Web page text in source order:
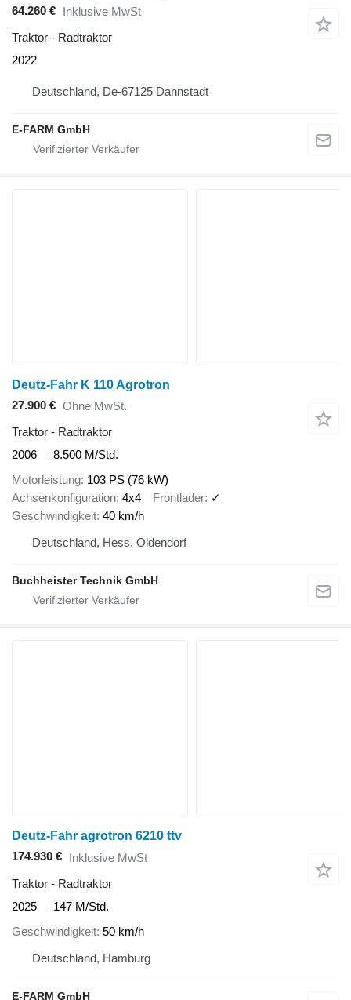
64.260 € Inklusive MwSt
Traktor - Radtraktor
2022
Deutschland, De-67125 Dannstadt
E-FARM GmbH
Deutz-Fahr K 110 Agrotron
27.900 € Ohne MwSt.
Traktor - Radtraktor
2006
8.500 M/Std.
Motorleistung 103 PS (76 kW)
Achsenkonfiguration 4x4 Frontlader ✓
Geschwindigkeit 40 km/h
Deutschland, Hess. Oldendorf
Buchheister Technik GmbH
Deutz-Fahr agrotron 6210 ttv
174.930 € Inklusive MwSt
Traktor - Radtraktor
2025
147 M/Std.
Geschwindigkeit 50 km/h
Deutschland, Hamburg
E-FARM GmbH